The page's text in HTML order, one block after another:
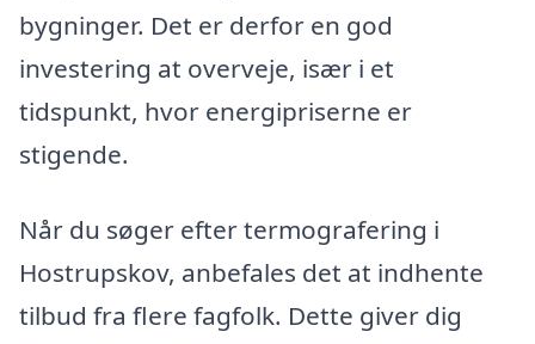
bygninger. Det er derfor en god
investering at overveje, især i et
tidspunkt, hvor energipriserne er
stigende.
Når du søger efter termografering i
Hostrupskov, anbefales det at indhente
tilbud fra flere fagfolk. Dette giver dig